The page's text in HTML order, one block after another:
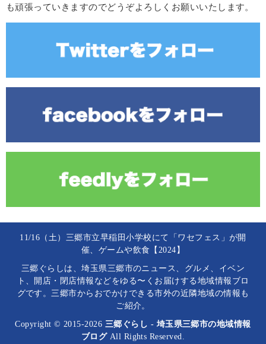
も頑張っていきますのでどうぞよろしくお願いいたします。
11/16（土）三郷市立早稲田小学校にて「ワセフェス」が開
催、ゲームや飲食【2024】
三郷ぐらしは、埼玉県三郷市のニュース、グルメ、イベン
ト、開店・閉店情報などをゆる〜くお届けする地域情報ブロ
グです。三郷市からおでかけできる市外の近隣地域の情報も
ご紹介。
Copyright © 2015-2026 三郷ぐらし - 埼玉県三郷市の地域情報
ブログAll Rights Reserved.